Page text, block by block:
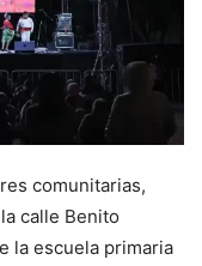
comunitarias,
calle Benito
la escuela primaria